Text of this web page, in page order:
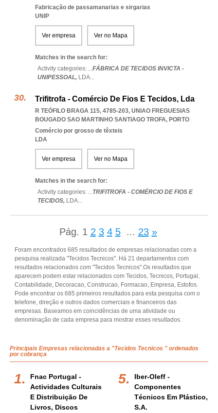
Fabricação de passamanarias e sirgarias
UNIP
Ver empresa Ver no Mapa
Matches in the search for:
Activity categories: ...FÁBRICA DE TECIDOS INVICTA -
UNIPESSOAL, LDA...
Trifitrofa - Comércio De Fios E Tecidos, Lda
R TEÓFILO BRAGA 115, 4785-203, UNIAO FREGUESIAS
BOUGADO SAO MARTINHO SANTIAGO TROFA, PORTO
Comércio por grosso de têxteis
LDA
Ver empresa Ver no Mapa
Matches in the search for:
Activity categories: ...TRIFITROFA - COMÉRCIO DE FIOS E
TECIDOS, LDA...
Pág. 1 2 3 4 5 ... 23 »
Foram encontrados 685 resultados de empresas relacionadas com a
pesquisa realizada "Tecidos Tecnicos". Há 21 departamentos com
resultados relacionados com "Tecidos Tecnicos".Os resultados que
aparecem podem estar relacionados com Tecidos, Tecnicos, Portugal,
Contabilidade, Decoracao, Construcao, Formacao, Empresa, Estofos.
Pode encontrar os 685 primeiros resultados para esta pesquisa com o
telefone, direção e outros dados comerciais e financeiros das
empresas. Baseamos em coincidências de uma atividade ou
denominação de cada empresa para mostrar esses resultados.
Principais Empresas relacionadas a "Tecidos Tecnicos " ordenados
por cobrança
Fnac Portugal -
Actividades Culturais
E Distribuição De
Livros, Discos
Iber-Oleff -
Componentes
Técnicos Em Plástico,
S.a.